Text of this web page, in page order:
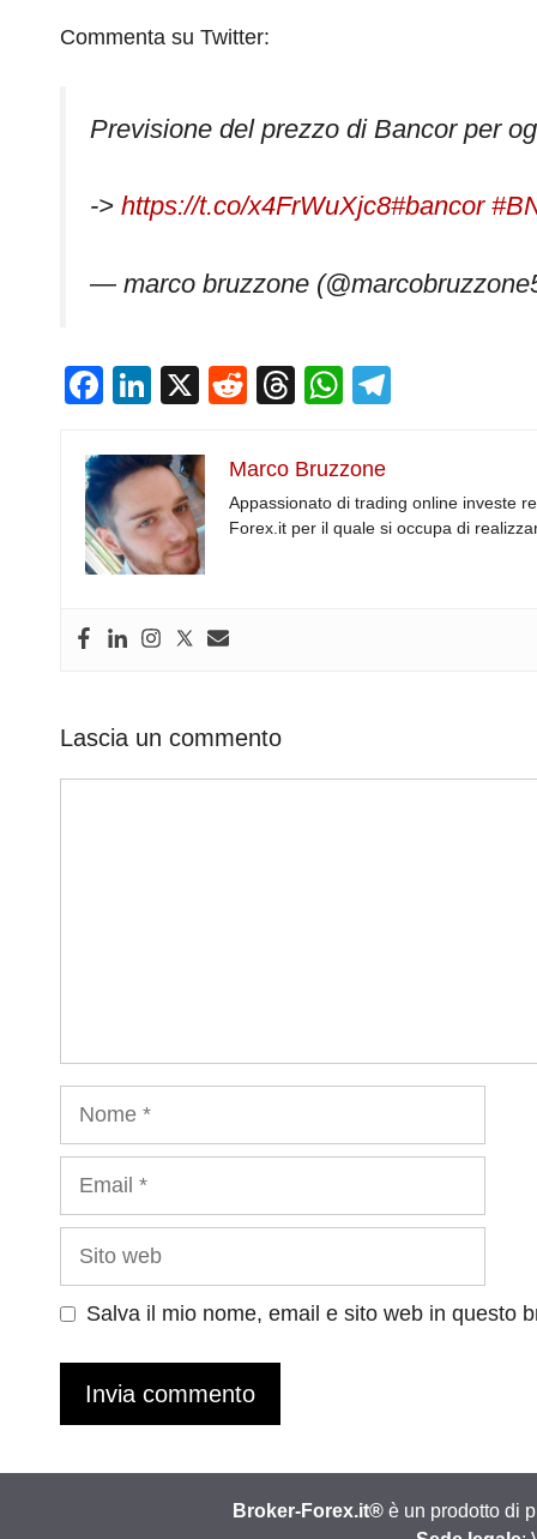
Commenta su Twitter:
Previsione del prezzo di Bancor per
-> https://t.co/x4FrWuXjc8#bancor
— marco bruzzone
F
c
e
b
o
k
Li
k
e
dI
n
X
R
d
di
t
T
e
a
d
W
at
s
A
gr
a
Marco Bruzzone
Appassionato di trading online investe
Forex.it per il quale si occupa di
Lascia un commento
Sito
Salva il mio nome, email e sito web in questo
Broker-Forex.it® è un prodotto di